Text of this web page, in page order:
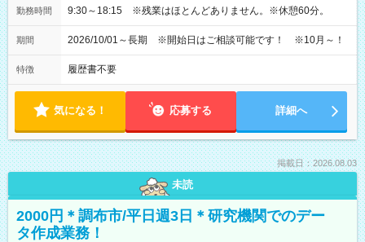
勤務時間 9:30～18:15 ※残業はほとんどありません。※休憩60分。
期間 2026/10/01～長期 ※開始日はご相談可能です！ ※10月～！
特徴 履歴書不要
気になる！ 応募する 詳細へ
掲載日：2026.08.03
未読
2000円＊調布市/平日週3日＊研究機関でのデー
タ作成業務！